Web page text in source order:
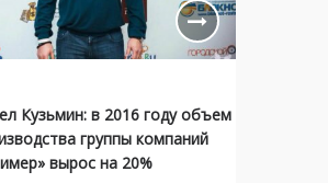
Кузьмин: в 2016 году объем
группы компаний
вырос на 20%